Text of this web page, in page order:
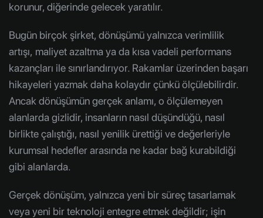
korunur, diğerinde gelecek yaratılır.
Bugün birçok şirket, dönüşümü yalnızca verimlilik
artışı, maliyet azaltma ya da kısa vadeli performans
kazançları ile sınırlandırıyor. Rakamlar üzerinden başarı
hikayeleri yazmak daha kolaydır çünkü ölçülebilirdir.
Ancak dönüşümün gerçek anlamı, o ölçülemeyen
alanlarda gizlidir, insanların nasıl düşündüğü, nasıl
birlikte çalıştığı, nasıl yenilik ürettiği ve değerleriyle
kurumsal hedefler arasında ne kadar bağ kurabildiği
gibi alanlarda.
Gerçek dönüşüm, yalnızca yeni bir süreç tasarlamak
veya yeni bir teknoloji entegre etmek değildir; işin